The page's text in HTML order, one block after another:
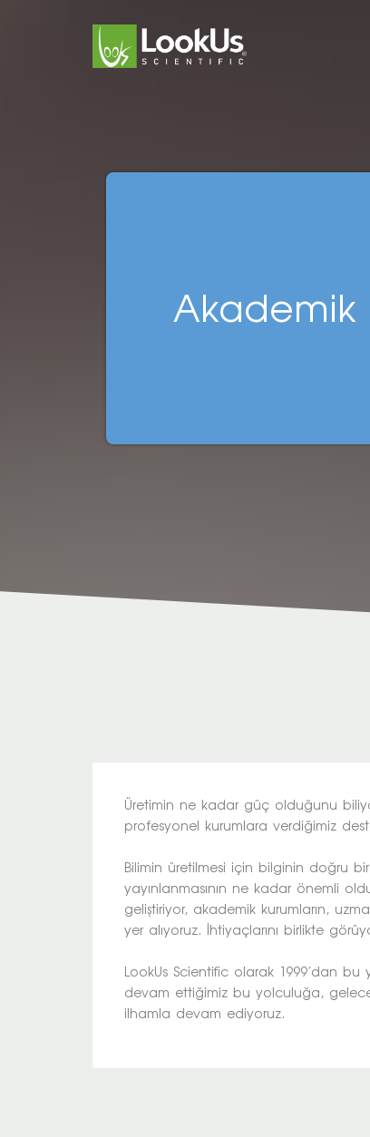
Akademik
Üretimin ne kadar güç olduğunu
profesyonel kurumlara verdiğimiz
Bilimin üretilmesi için bilginin doğru
yayınlanmasının ne kadar önemli
geliştiriyor, akademik kurumların,
yer alıyoruz. İhtiyaçlarını birlikte
LookUs Scientific olarak 1999’dan
devam ettiğimiz bu yolculuğa,
ilhamla devam ediyoruz.